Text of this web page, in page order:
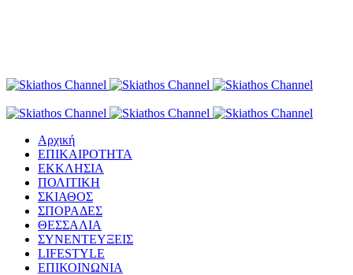
Αρχική
ΕΠΙΚΑΙΡΟΤΗΤΑ
ΕΚΚΛΗΣΙΑ
ΠΟΛΙΤΙΚΗ
ΣΚΙΑΘΟΣ
ΣΠΟΡΑΔΕΣ
ΘΕΣΣΑΛΙΑ
ΣΥΝΕΝΤΕΥΞΕΙΣ
LIFESTYLE
ΕΠΙΚΟΙΝΩΝΙΑ